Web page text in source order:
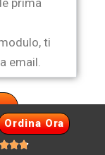
Ordina Ora

ti
email.